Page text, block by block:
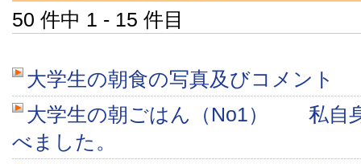
50 件中 1 - 15 件目
大学生の朝食の写真及びコメント
大学生の朝ごはん（No1） 私自
べました。